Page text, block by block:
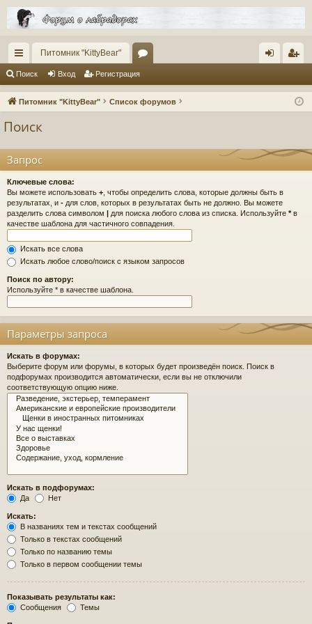
с
ы
Питомник "KittyBear"
ор
ум д ис
ия
Поиск Вход Регистрация
Питомник "KittyBear" Список форумов
Поиск
Запрос
Ключевые слова:
Вы можете использовать + , чтобы определить слова, которые должны быть в
результатах, и - для слов, которых в результатах быть не должно. Вы можете
разделить слова символом | для поиска любого слова из списка. Используйте *в
качестве шаблона для частичного совпадения.
Искать все слова
Искать любое слово/поиск с языком запросов
Поиск по автору:
Используйте * в качестве шаблона.
Параметры запроса
Искать в форумах:
Выберите форум или форумы, в которых будет произведён поиск. Поиск в
подфорумах производится автоматически, если вы не отключили
соответствующую опцию ниже.
Искать в подфорумах:
Да
Нет
Искать:
В названиях тем и текстах сообщений
Только в текстах сообщений
Только по названию темы
Только в первом сообщении темы
Показывать результаты как:
Сообщения
Темы